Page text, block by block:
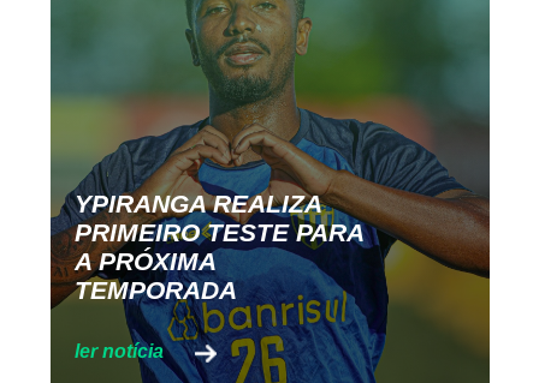
YPIRANGA REALIZA
PRIMEIRO TESTE PARA
A PRÓXIMA
TEMPORADA